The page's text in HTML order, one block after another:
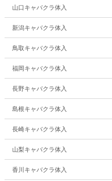
山口キャバクラ体入
新潟キャバクラ体入
鳥取キャバクラ体入
福岡キャバクラ体入
長野キャバクラ体入
島根キャバクラ体入
長崎キャバクラ体入
山梨キャバクラ体入
香川キャバクラ体入